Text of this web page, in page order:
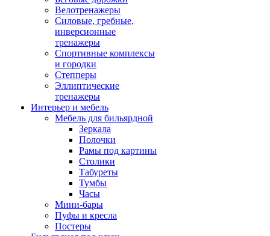
Велотренажеры
Силовые, гребные,
инверсионные
тренажеры
Спортивные комплексы
и городки
Степперы
Эллиптические
тренажеры
Интерьер и мебель
Мебель для бильярдной
Зеркала
Полочки
Рамы под картины
Столики
Табуреты
Тумбы
Часы
Мини-бары
Пуфы и кресла
Постеры